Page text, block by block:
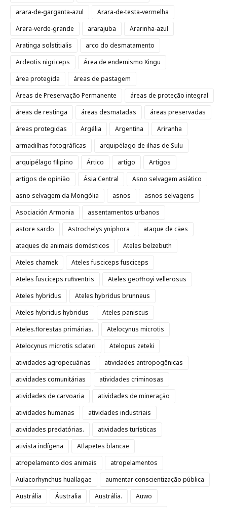
arara-de-garganta-azul
Arara-de-testa-vermelha
Arara-verde-grande
ararajuba
Ararinha-azul
Aratinga solstitialis
arco do desmatamento
Ardeotis nigriceps
Área de endemismo Xingu
área protegida
áreas de pastagem
Áreas de Preservação Permanente
áreas de proteção integral
áreas de restinga
áreas desmatadas
áreas preservadas
áreas protegidas
Argélia Argentina
Ariranha
armadilhas fotográficas
arquipélago de ilhas de Sulu
arquipélago filipino
Ártico artigo
Artigos
artigos de opinião
Ásia Central
Asno selvagem asiático
asno selvagem da Mongólia
asnos
asnos selvagens
Asociación Armonia
assentamentos urbanos
astore sardo
Astrochelys yniphora
ataque de cães
ataques de animais domésticos
Ateles belzebuth
Ateles chamek
Ateles fusciceps fusciceps
Ateles fusciceps rufiventris
Ateles geoffroyi vellerosus
Ateles hybridus
Ateles hybridus brunneus
Ateles hybridus hybridus
Ateles paniscus
Ateles.florestas primárias.
Atelocynus microtis
Atelocynus microtis sclateri
Atelopus zeteki
atividades agropecuárias
atividades antropogênicas
atividades comunitárias
atividades criminosas
atividades de carvoaria
atividades de mineração
atividades humanas
atividades industriais
atividades predatórias.
atividades turísticas
ativista indígena
Atlapetes blancae
atropelamento dos animais
atropelamentos
Aulacorhynchus huallagae
aumentar conscientização pública
Austrália
Áustralia Austrália.
Auwo